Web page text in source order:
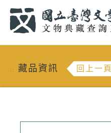
::: 藏品資訊 回上一頁